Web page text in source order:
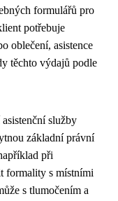
formulářů pro
potřebuje
oblečení, asistence
těchto výdajů podle
služby
základní právní
při
formality s místními
s tlumočením a